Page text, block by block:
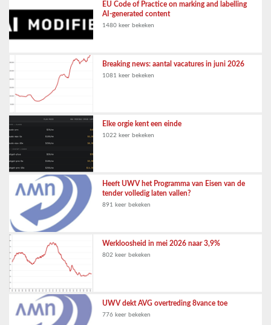
EU Code of Practice on marking and labelling
AI-generated content
1480 keer bekeken
Breaking news: aantal vacatures in juni 2026
1081 keer bekeken
Elke orgie kent een einde
1022 keer bekeken
Heeft UWV het Programma van Eisen van de
tender volledig laten vallen?
891 keer bekeken
Werkloosheid in mei 2026 naar 3,9%
802 keer bekeken
UWV dekt AVG overtreding 8vance toe
776 keer bekeken